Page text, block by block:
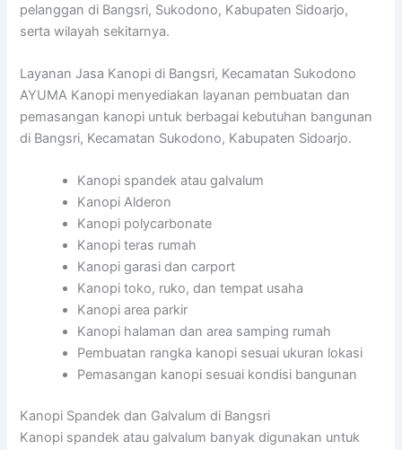
pelanggan di Bangsri, Sukodono, Kabupaten Sidoarjo,
serta wilayah sekitarnya.
Layanan Jasa Kanopi di Bangsri, Kecamatan Sukodono
AYUMA Kanopi menyediakan layanan pembuatan dan
pemasangan kanopi untuk berbagai kebutuhan bangunan
di Bangsri, Kecamatan Sukodono, Kabupaten Sidoarjo.
Kanopi spandek atau galvalum
Kanopi Alderon
Kanopi polycarbonate
Kanopi teras rumah
Kanopi garasi dan carport
Kanopi toko, ruko, dan tempat usaha
Kanopi area parkir
Kanopi halaman dan area samping rumah
Pembuatan rangka kanopi sesuai ukuran lokasi
Pemasangan kanopi sesuai kondisi bangunan
Kanopi Spandek dan Galvalum di Bangsri
Kanopi spandek atau galvalum banyak digunakan untuk